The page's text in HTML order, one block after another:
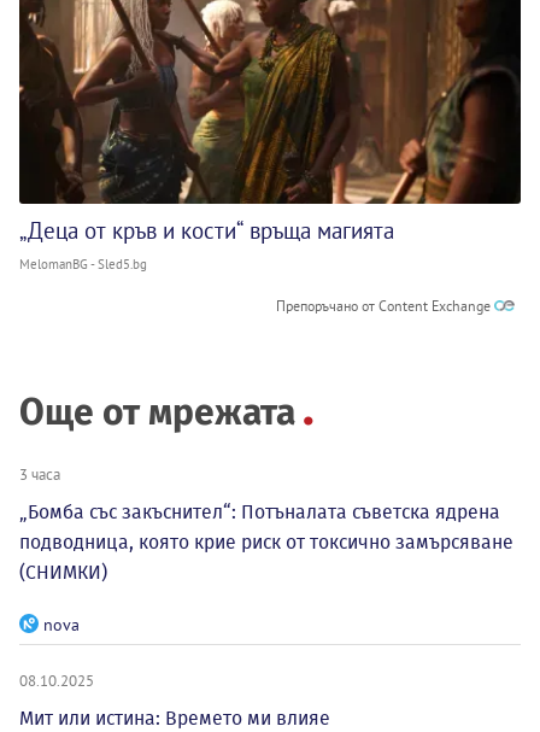
„Деца от кръв и кости“ връща магията
MelomanBG - Sled5.bg
Препоръчано от Content Exchange
Още от мрежата
3 часа
„Бомба със закъснител“: Потъналата съветска ядрена
подводница, която крие риск от токсично замърсяване
(СНИМКИ)
nova
08.10.2025
Мит или истина: Времето ми влияе